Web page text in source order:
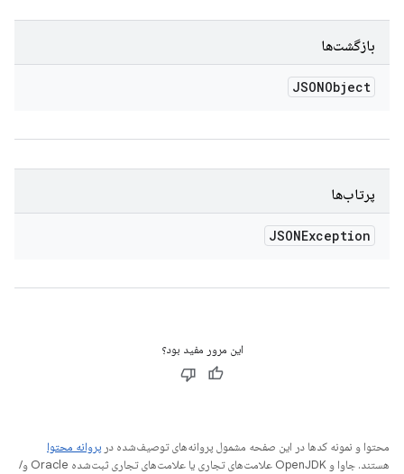
بازگشت‌ها
JSONObject
پرتاب‌ها
JSONException
این مرور مفید بود؟
محتوا و نمونه کدها در این صفحه مشمول پروانه‌های توصیف‌شده در پروانه محتوا
هستند. جاوا و OpenJDK علامت‌های تجاری یا علامت‌های تجاری ثبت‌شده Oracle و/